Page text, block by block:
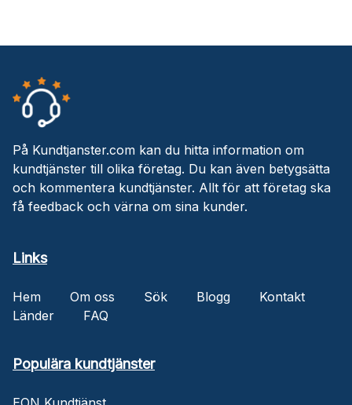
På Kundtjanster.com kan du hitta information om
kundtjänster till olika företag. Du kan även betygsätta
och kommentera kundtjänster. Allt för att företag ska
få feedback och värna om sina kunder.
Links
Hem Om oss Sök Blogg
Kontakt
Länder
FAQ
Populära kundtjänster